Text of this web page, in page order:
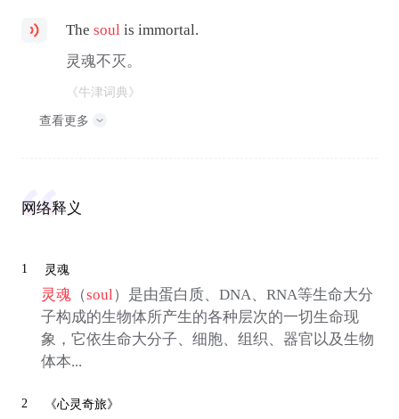
Thesoul is immortal.
灵魂不灭。
《牛津词典》
查看更多
网络释义
1 灵魂
灵魂（soul）是由蛋白质、DNA、RNA等生命大分
子构成的生物体所产生的各种层次的一切生命现
象，它依生命大分子、细胞、组织、器官以及生物
体本...
2 《心灵奇旅》